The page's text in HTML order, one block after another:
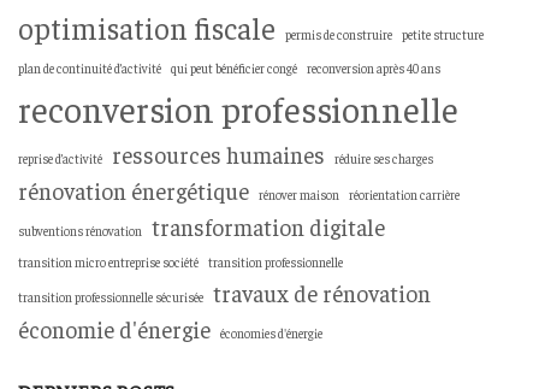
optimisation fiscale permis de construire petite structure
plan de continuité d’activité qui peut bénéficier congé reconversion après 40 ans
reconversion professionnelle
reprise d’activité ressources humaines réduire ses charges
rénovation énergétique rénover maison réorientation carrière
subventions rénovation transformation digitale
transition micro entreprise société transition professionnelle
transition professionnelle sécurisée
travaux de rénovation
économie d'énergie
économies d'énergie